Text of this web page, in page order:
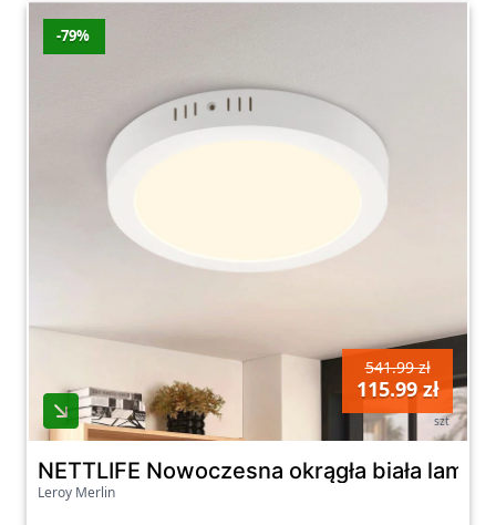
-79%
541.99 zł
115.99 zł
szt
NETTLIFE Nowoczesna okrągła biała
Leroy Merlin